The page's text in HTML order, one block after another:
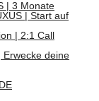
| 3 Monate
| Start auf
| 2:1 Call
Erwecke deine